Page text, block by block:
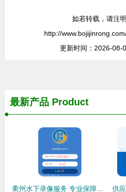
如若转载，请注
http://
更新时间：2026-08-
最新产品 Product